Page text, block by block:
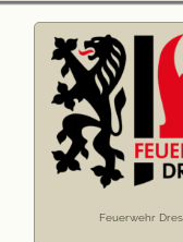
Feuerwehr